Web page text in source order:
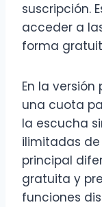
suscripción.
acceder a
forma
En la
una cuota
la escucha
ilimitadas
principal
gratuita y
funciones